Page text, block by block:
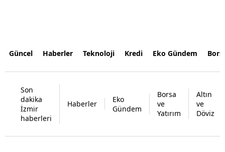
Güncel Haberler Teknoloji Kredi Eko Gündem
Son
dakika
İzmir
haberleri
Haberler
Eko
Gündem
Borsa
ve
Yatırım
Altın
ve
Döviz